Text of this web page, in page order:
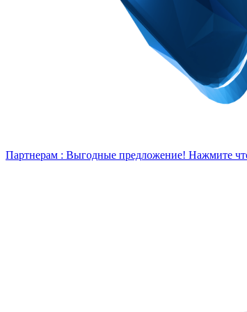
Партнерам : Выгодные предложение! Нажмите